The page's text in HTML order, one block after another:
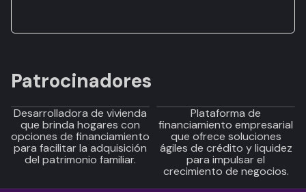
Patrocinadores
Desarrolladora de vivienda
que brinda hogares con
opciones de financiamiento
para facilitar la adquisición
del patrimonio familiar.
Plataforma de
financiamiento empresarial
que ofrece soluciones
ágiles de crédito y liquidez
para impulsar el
crecimiento de negocios.